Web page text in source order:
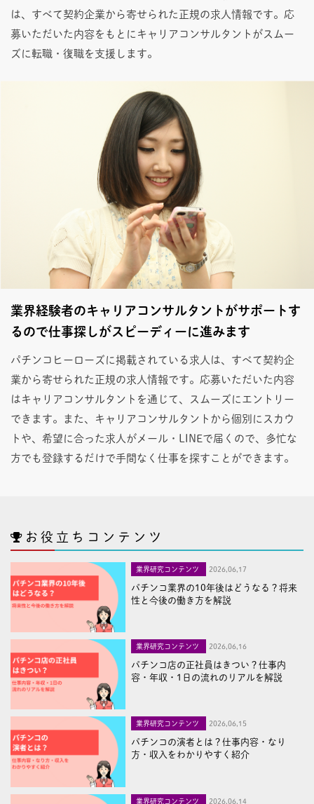
は、すべて契約企業から寄せられた正規の求人情報です。応
募いただいた内容をもとにキャリアコンサルタントがスムー
ズに転職・復職を支援します。
業界経験者のキャリアコンサルタントがサポートす
るので仕事探しがスピーディーに進みます
パチンコヒーローズに掲載されている求人は、すべて契約企
業から寄せられた正規の求人情報です。応募いただいた内容
はキャリアコンサルタントを通じて、スムーズにエントリー
できます。また、キャリアコンサルタントから個別にスカウ
トや、希望に合った求人がメール・LINEで届くので、多忙な
方でも登録するだけで手間なく仕事を探すことができます。
お役立ちコンテンツ
業界研究コンテンツ 2026,06,17
パチンコ業界の10年後はどうなる？将来
性と今後の働き方を解説
業界研究コンテンツ 2026,06,16
パチンコ店の正社員はきつい？仕事内
容・年収・1日の流れのリアルを解説
業界研究コンテンツ 2026,06,15
パチンコの演者とは？仕事内容・なり
方・収入をわかりやすく紹介
業界研究コンテンツ 2026,06,14